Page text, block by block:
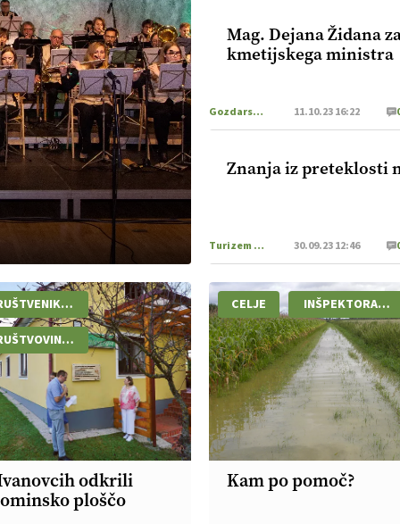
Mag. Dejana Židana
kmetijskega ministra
Gozdarstvo 11.10.23 16:22
Znanja iz preteklosti
Turizem na podezelju 30.09.23 12:46
odkrili
ploščo
CELJE INŠPEKTORATRS
Kam po pomoč?